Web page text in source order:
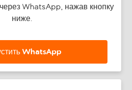
WhatsApp, нажав кнопку
ниже.
WhatsApp